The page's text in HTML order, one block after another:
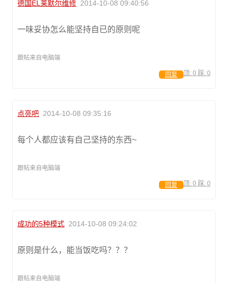
德国EL莱默尔维修 2014-10-08 09:40:56
一味妥协怎么能坚持自已的原则呢
跟帖来自电脑端
顶: 0 踩: 0
回复
点亮吧 2014-10-08 09:35:16
每个人都应该有自己坚持的东西~
跟帖来自电脑端
顶: 0 踩: 0
回复
成功的5种模式 2014-10-08 09:24:02
原则是什么，能当饭吃吗？？？
跟帖来自电脑端